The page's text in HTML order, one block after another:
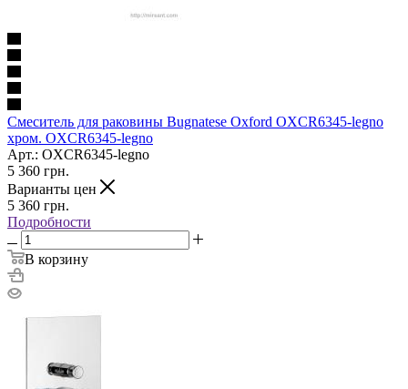
Смеситель для раковины Bugnatese Oxford OXCR6345-legno
хром. OXCR6345-legno
Арт.: OXCR6345-legno
5 360 грн.
Варианты цен
5 360 грн.
Подробности
В корзину